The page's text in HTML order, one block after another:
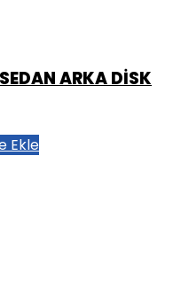
ARKA DİSK
Ekle